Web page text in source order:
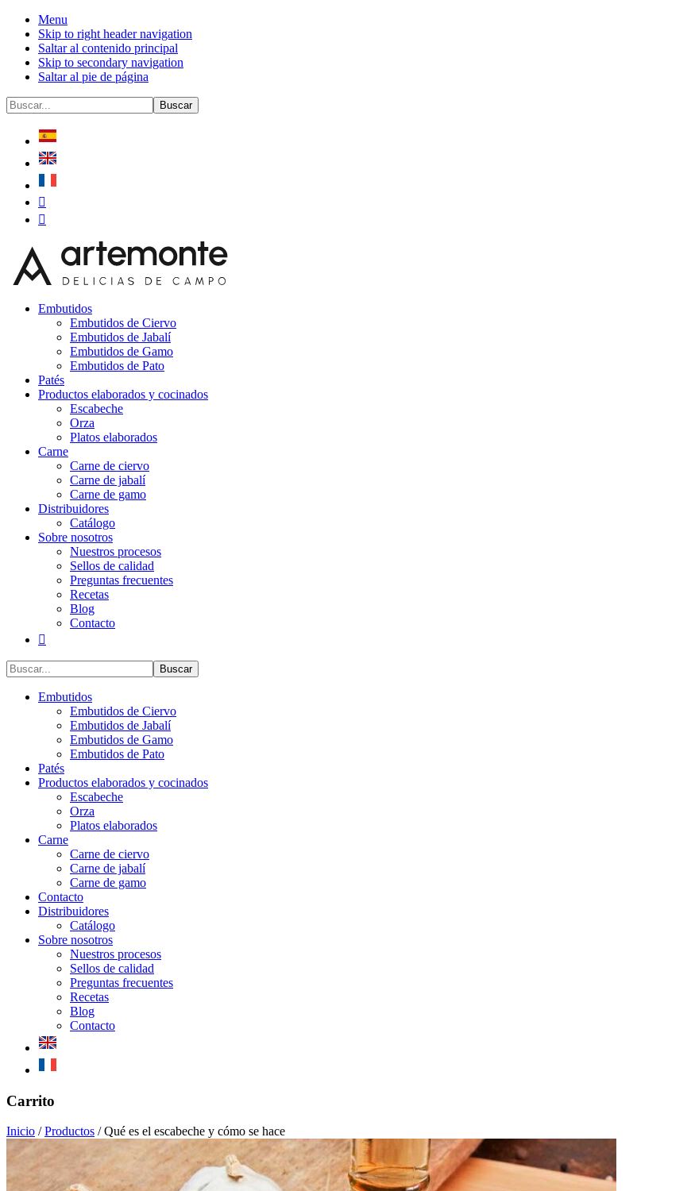
Menu
Skip to right header navigation
Saltar al contenido principal
Skip to secondary navigation
Saltar al pie de página
Before
Header
Buscar...
Embutidos
Embutidos de Ciervo
Embutidos de Jabalí
Embutidos de Gamo
Embutidos de Pato
Patés
Productos elaborados y cocinados
Escabeche
Orza
Platos elaborados
Carne
Carne de ciervo
Carne de jabalí
Carne de gamo
Distribuidores
Catálogo
Sobre nosotros
Nuestros procesos
Sellos de calidad
Preguntas frecuentes
Recetas
Blog
Contacto
Buscar...
Embutidos
Embutidos de Ciervo
Embutidos de Jabalí
Embutidos de Gamo
Embutidos de Pato
Patés
Productos elaborados y cocinados
Escabeche
Orza
Platos elaborados
Carne
Carne de ciervo
Carne de jabalí
Carne de gamo
Contacto
Distribuidores
Catálogo
Sobre nosotros
Nuestros procesos
Sellos de calidad
Preguntas frecuentes
Recetas
Blog
Contacto
Mobile
Menu
Carrito
Inicio / Productos /Qué es el escabeche y cómo se hace